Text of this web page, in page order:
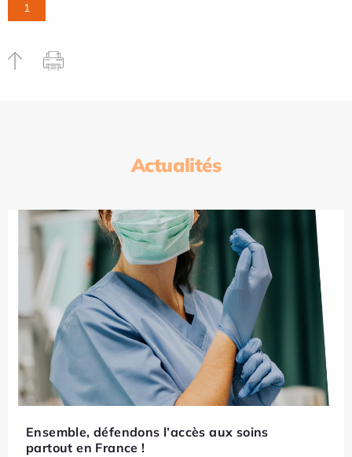
1
Actualités
Ensemble, défendons l’accès aux soins
partout en France !